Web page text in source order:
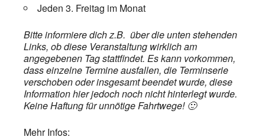
Jeden 3. Freitag im Monat
Bitte informiere dich z.B. über die unten stehenden
Links, ob diese Veranstaltung wirklich am
angegebenen Tag stattfindet. Es kann vorkommen,
dass einzelne Termine ausfallen, die Terminserie
verschoben oder insgesamt beendet wurde, diese
Information hier jedoch noch nicht hinterlegt wurde.
Keine Haftung für unnötige Fahrtwege! 🙂
Mehr Infos: